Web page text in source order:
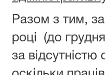
Разом з тим,
році (до
за